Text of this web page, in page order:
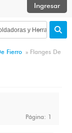
Fierro » Flanges De
Página: 1